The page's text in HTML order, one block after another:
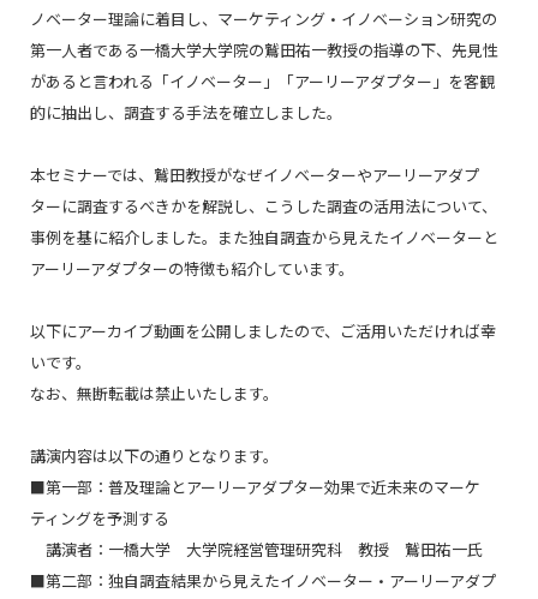
ノベーター理論に着目し、マーケティング・イノベーション研究の
第一人者である一橋大学大学院の鷲田祐一教授の指導の下、先見性
があると言われる「イノベーター」「アーリーアダプター」を客観
的に抽出し、調査する手法を確立しました。
本セミナーでは、鷲田教授がなぜイノベーターやアーリーアダプ
ターに調査するべきかを解説し、こうした調査の活用法について、
事例を基に紹介しました。また独自調査から見えたイノベーターと
アーリーアダプターの特徴も紹介しています。
以下にアーカイブ動画を公開しましたので、ご活用いただければ幸
いです。
なお、無断転載は禁止いたします。
講演内容は以下の通りとなります。
■第一部：普及理論とアーリーアダプター効果で近未来のマーケ
ティングを予測する
講演者：一橋大学 大学院経営管理研究科 教授 鷲田祐一氏
■第二部：独自調査結果から見えたイノベーター・アーリーアダプ